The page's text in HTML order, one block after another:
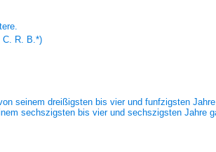
C. R. B.*)
seinem dreißigsten bis vier und funfzigsten
sechszigsten bis vier und sechszigsten Jahre